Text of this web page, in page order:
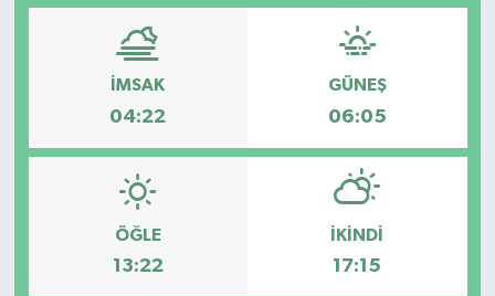
İMSAK
04:22
GÜNEŞ
06:05
ÖĞLE
13:22
İKINDI
17:15